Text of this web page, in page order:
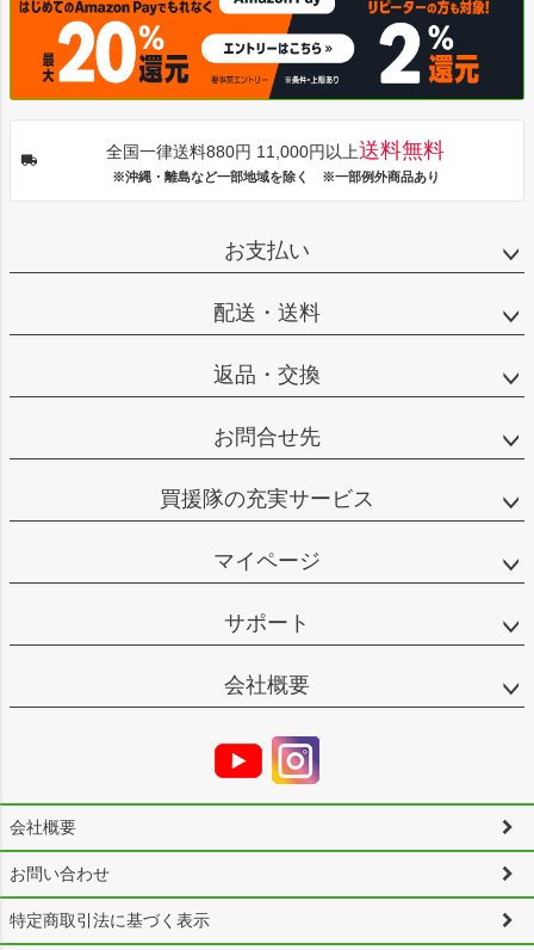
全国一律送料880円 11,000円以上送料無料
※沖縄・離島など一部地域を除く ※一部例外商品あり
お支払い
配送・送料
返品・交換
お問合せ先
買援隊の充実サービス
マイページ
サポート
会社概要
会社概要
お問い合わせ
特定商取引法に基づく表示